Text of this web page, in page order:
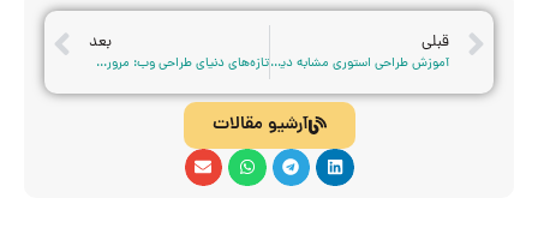
قبلی
آموزش طراحی استوری مشابه دیجی کالا
بعد
تازه‌های دنیای طراحی وب: مروری بر مهم‌ترین رویدادها و فناوری‌های جدید 2025
آرشیو مقالات